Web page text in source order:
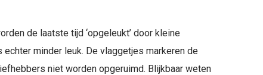
de laatste tijd ‘opgeleukt’ door kleine
minder leuk. De vlaggetjes markeren de
niet worden opgeruimd. Blijkbaar weten